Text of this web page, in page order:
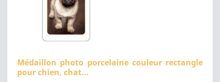
Médaillon photo porcelaine couleur rectangle
pour chien, chat...